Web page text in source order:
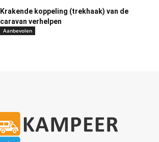
Krakende koppeling (trekhaak) van de
caravan verhelpen
Aanbevolen